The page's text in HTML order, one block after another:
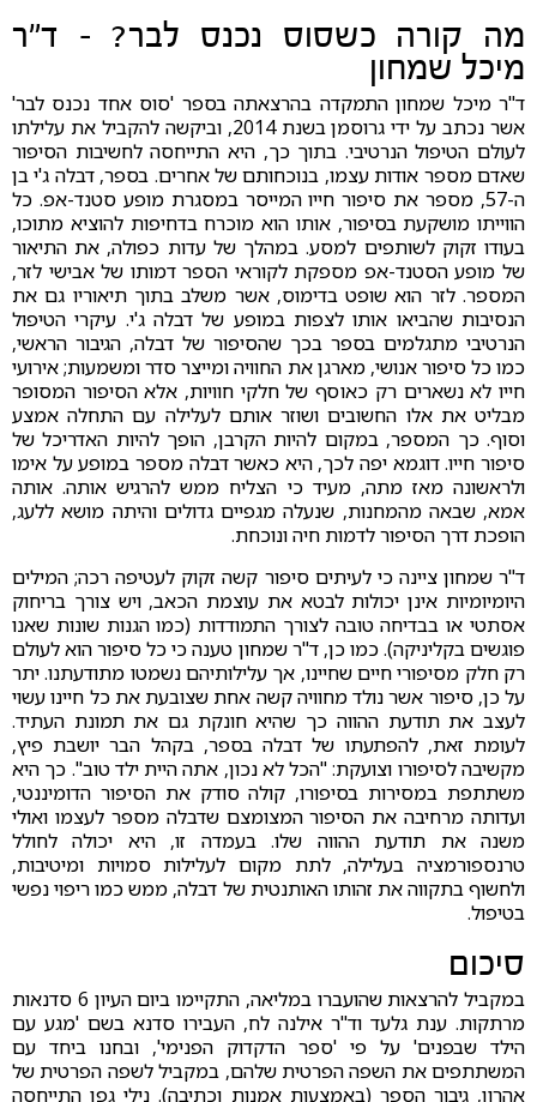
מה קורה כשסוס נכנס לבר? - ד"ר
מיכל שמחון
ד"ר מיכל שמחון התמקדה בהרצאתה בספר 'סוס אחד נכנס לבר'
אשר נכתב על ידי גרוסמן בשנת 2014, וביקשה להקביל את עלילתו
לעולם הטיפול הנרטיבי. בתוך כך, היא התייחסה לחשיבות הסיפור
שאדם מספר אודות עצמו, בנוכחותם של אחרים. בספר, דבלה ג'י בן
ה-57, מספר את סיפור חייו המייסר במסגרת מופע סטנד-אפ. כל
הווייתו מושקעת בסיפור, אותו הוא מוכרח בדחיפות להוציא מתוכו,
בעודו זקוק לשותפים למסע. במהלך של עדות כפולה, את התיאור
של מופע הסטנד-אפ מספקת לקוראי הספר דמותו של אבישי לזר,
המספר. לזר הוא שופט בדימוס, אשר משלב בתוך תיאוריו גם את
הנסיבות שהביאו אותו לצפות במופע של דבלה ג'י. עיקרי הטיפול
הנרטיבי מתגלמים בספר בכך שהסיפור של דבלה, הגיבור הראשי,
כמו כל סיפור אנושי, מארגן את החוויה ומייצר סדר ומשמעות; אירועי
חייו לא נשארים רק כאוסף של חלקי חוויות, אלא הסיפור המסופר
מבליט את אלו החשובים ושוזר אותם לעלילה עם התחלה אמצע
וסוף. כך המספר, במקום להיות הקרבן, הופך להיות האדריכל של
סיפור חייו. דוגמא יפה לכך, היא כאשר דבלה מספר במופע על אימו
ולראשונה מאז מתה, מעיד כי הצליח ממש להרגיש אותה. אותה
אמא, שבאה מהמחנות, שנעלה מגפיים גדולים והיתה מושא ללעג,
הופכת דרך הסיפור לדמות חיה ונוכחת.
ד"ר שמחון ציינה כי לעיתים סיפור קשה זקוק לעטיפה רכה; המילים
היומיומיות אינן יכולות לבטא את עוצמת הכאב, ויש צורך בריחוק
אסתטי או בבדיחה טובה לצורך התמודדות (כמו הגנות שונות שאנו
פוגשים בקליניקה). כמו כן, ד"ר שמחון טענה כי כל סיפור הוא לעולם
רק חלק מסיפורי חיים שחיינו, אך עלילותיהם נשמטו מתודעתנו. יתר
על כן, סיפור אשר נולד מחוויה קשה אחת שצובעת את כל חיינו עשוי
לעצב את תודעת ההווה כך שהיא חונקת גם את תמונת העתיד.
לעומת זאת, להפתעתו של דבלה בספר, בקהל הבר יושבת פיץ,
מקשיבה לסיפורו וצועקת: "הכל לא נכון, אתה היית ילד טוב". כך היא
משתתפת במסירות בסיפורו, קולה סודק את הסיפור הדומיננטי,
ועדותה מרחיבה את הסיפור המצומצם שדבלה מספר לעצמו ואולי
משנה את תודעת ההווה שלו. בעמדה זו, היא יכולה לחולל
טרנספורמציה בעלילה, לתת מקום לעלילות סמויות ומיטיבות,
ולחשוף בתקווה את זהותו האותנטית של דבלה, ממש כמו ריפוי נפשי
בטיפול.
סיכום
במקביל להרצאות שהועברו במליאה, התקיימו ביום העיון 6 סדנאות
מרתקות. ענת גלעד וד"ר אילנה לח, העבירו סדנא בשם 'מגע עם
הילד שבפנים' על פי 'ספר הדקדוק הפנימי', ובחנו ביחד עם
המשתתפים את השפה הפרטית שלהם, במקביל לשפה הפרטית של
אהרון, גיבור הספר (באמצעות אמנות וכתיבה). נילי גפן התייחסה